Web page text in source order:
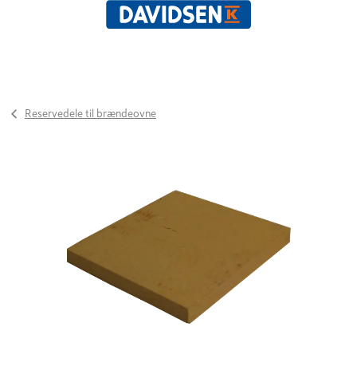
Reservedele til brændeovne